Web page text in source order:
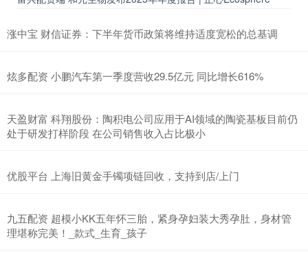
涨中宝 财信证券：下半年货币政策将维持适度宽松的总基调
炫多配资 小鹏汽车第一季度营收29.5亿元 同比增长616%
天盈财富 科翔股份：陶积电公司应用于AI领域的陶瓷基板目前仍
处于研发打样阶段 在公司销售收入占比极小
优股平台 上海旧黄金手镯项链回收，支持到店/上门
九五配资 超模小KK五年怀三胎，紧身孕妇装大秀孕肚，身材管
理堪称完美！_款式_生育_孩子